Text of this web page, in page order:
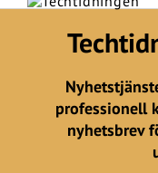
professionell
nyhetsbrev